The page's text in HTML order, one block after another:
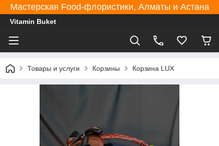
Мастерская Food-флористики, Алматы и Астана
Vitamin Buket
Товары и услуги Корзины Корзина LUX